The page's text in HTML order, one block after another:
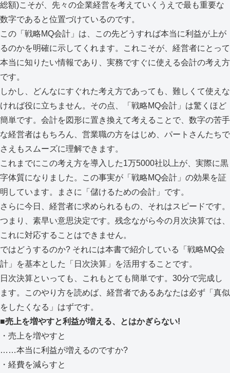
総額)こそが、先々の企業経営を考えていくうえで最も重要な
数字であると位置づけているのです。
この「戦略MQ会計」は、この先どうすれば本当に利益が上が
るのかを明確に示してくれます。これこそが、経営者にとって
本当に知りたい情報であり、実務ですぐに使える会計の考え方
です。
しかし、どんなにすぐれた考え方であっても、難しくて使えな
ければ役に立ちません。その点、「戦略MQ会計」は驚くほど
簡単です。会計を図形に置き換えて考えることで、数字の苦手
な経営者はもちろん、営業職の方をはじめ、パートさんたちで
さえもスムーズに理解できます。
これまでにこの考え方を導入した1万5000社以上が、実際に黒
字体質になりました。この事実が「戦略MQ会計」の効果を証
明しています。まさに「儲けるための会計」です。
さらに今日、経営者に求められるもの、それはスピードです。
つまり、素早い意思決定です。残念ながら今の月次決算では、
これに対応することはできません。
ではどうするのか? それには本書で紹介している「戦略MQ会
計」を基本とした「日次決算」を活用することです。
日次決算といっても、これもとても簡単です。30分で完成し
ます。このやり方を読めば、経営者であるあなたは必ず「真似
をしたくなる」はずです。
■売上を増やすと利益が増える、とはかぎらない!
・売上を増やすと
……本当に利益が増えるのですか?
・経費を減らすと